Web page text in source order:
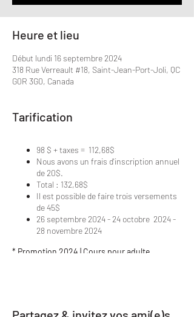
Heure et lieu
Début lundi 16 septembre 2024
318 Rue Verreault #18, Saint-Jean-Port-Joli, QC
G0R 3G0, Canada
Tarification
98 $ + taxes = 112,68$
Nous avons un frais d'inscription annuel
de 20$.
Total : 132,68$
Il est possible de faire trois versements
de 45$
26 septembre 2024 - 24 octobre 2024 -
28 novembre 2024
* Promotion 2024 | Cours pour adulte